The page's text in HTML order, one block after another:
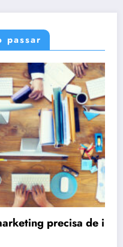
passar
de imagens